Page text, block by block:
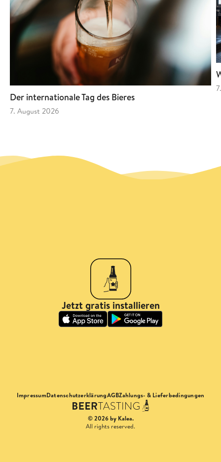
Der internationale Tag des Bieres
7. August 2026
Jetzt gratis installieren
ImpressumDatenschutzerklärungAGBZahlungs- & Lieferbedingungen
© 2026 by Kalea.
All rights reserved.